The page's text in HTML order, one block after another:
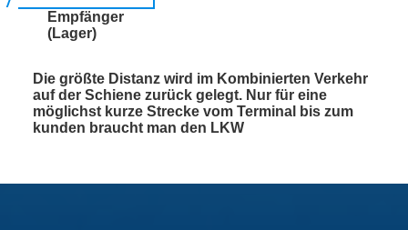
Empfänger
(Lager)
Die größte Distanz wird im Kombinierten Verkehr
auf der Schiene zurück gelegt. Nur für eine
möglichst kurze Strecke vom Terminal bis zum
kunden braucht man den LKW